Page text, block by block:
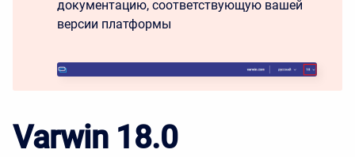
документацию, соответствующую вашей
версии платформы
Varwin 18.0